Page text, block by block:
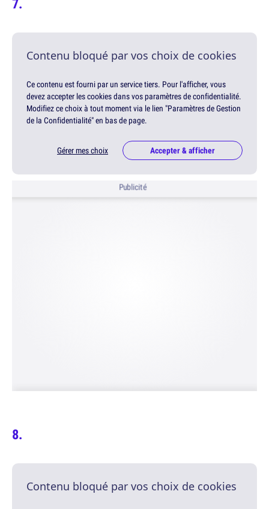
Contenu bloqué par vos choix de cookies
Ce contenu est fourni par un service tiers. Pour l'afficher, vous
devez accepter les cookies dans vos paramètres de confidentialité.
Modifiez ce choix à tout moment via le lien "Paramètres de Gestion
de la Confidentialité" en bas de page.
Gérer mes choix Accepter & afficher
Publicité
Contenu bloqué par vos choix de cookies